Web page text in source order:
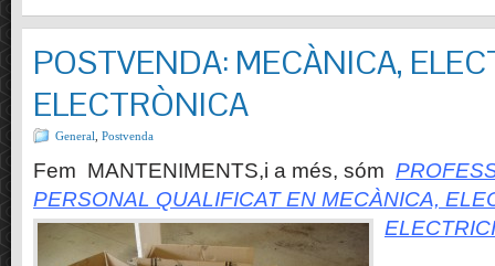
POSTVENDA: MECÀNICA,
ELECTRÒNICA
General Postvenda
Fem MANTENIMENTS,i a més, sóm
PERSONAL QUALIFICAT EN MECÀNICA,